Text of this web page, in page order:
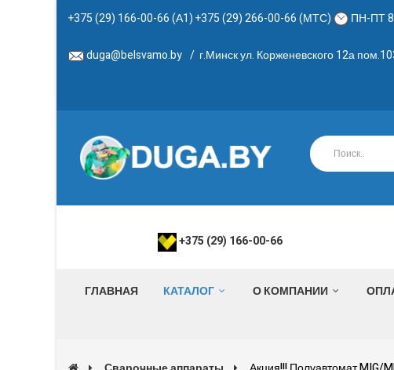
+375 (29) 166-00-66 (А1) +375 (29) 266-00-66 (МТС) ПН-ПТ
duga@belsvamo.by / г.Минск ул. Корженевского 12а
+375 (29) 166-00-66
ГЛАВНАЯ КАТАЛОГ О КОМПАНИИ